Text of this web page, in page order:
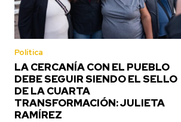
Política
LA CERCANÍA CON EL PUEBLO
DEBE SEGUIR SIENDO EL SELLO
DE LA CUARTA
TRANSFORMACIÓN: JULIETA
RAMÍREZ